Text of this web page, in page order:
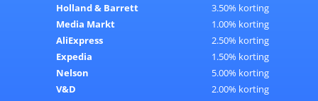
Holland & Barrett
3.50% korting
Media Markt
1.00% korting
AliExpress
2.50% korting
Expedia
1.50% korting
Nelson
5.00% korting
V&D
2.00% korting